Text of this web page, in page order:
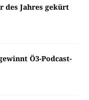
des Jahres gekürt
Ö3-Podcast-